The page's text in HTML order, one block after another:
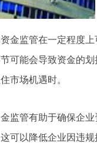
金监管在一定程度
可能会导致资金的
市场机遇时。
监管有助于确保企
可以降低企业因违